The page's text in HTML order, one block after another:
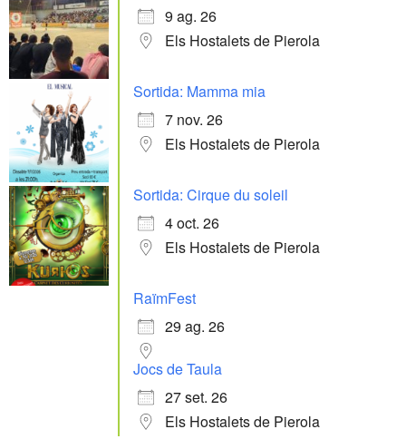
9 ag. 26
Els Hostalets de Pierola
Sortida: Mamma mia
7 nov. 26
Els Hostalets de Pierola
Sortida: Cirque du soleil
4 oct. 26
Els Hostalets de Pierola
RaïmFest
29 ag. 26
Jocs de Taula
27 set. 26
Els Hostalets de Pierola